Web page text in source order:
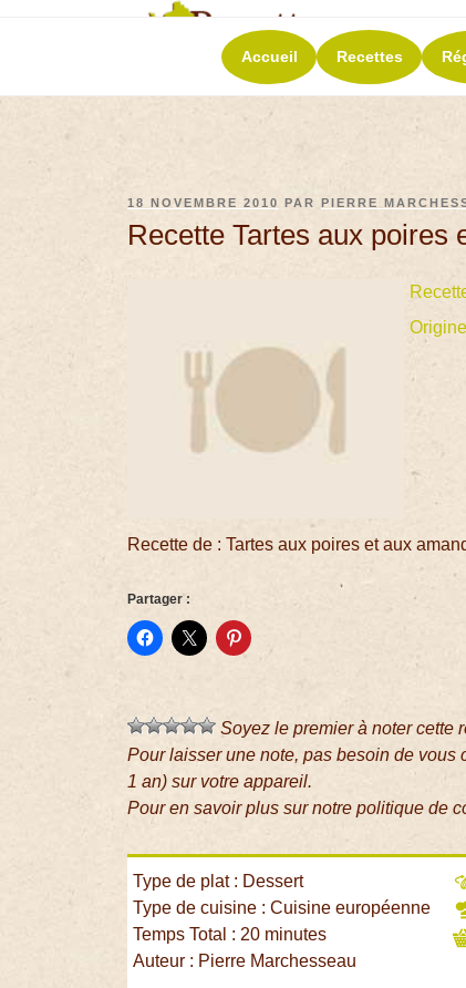
La
Accueil Recettes
18 NOVEMBRE 2010 PARPIERRE
Recette Tartes aux poires
Origine
Recette de : Tartes aux poires et aux
Partager :
Soyez le premier à noter cette
Pour laisser une note, pas besoin de vous
1 an) sur votre appareil.
Pour en savoir plus sur notre politique de
Type de plat : Dessert
Type de cuisine : Cuisine européenne
Temps Total : 20 minutes
Auteur : Pierre Marchesseau